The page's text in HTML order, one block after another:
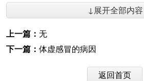
↓展开全部内容
上一篇： 无
下一篇： 体虚感冒的病因
返回首页